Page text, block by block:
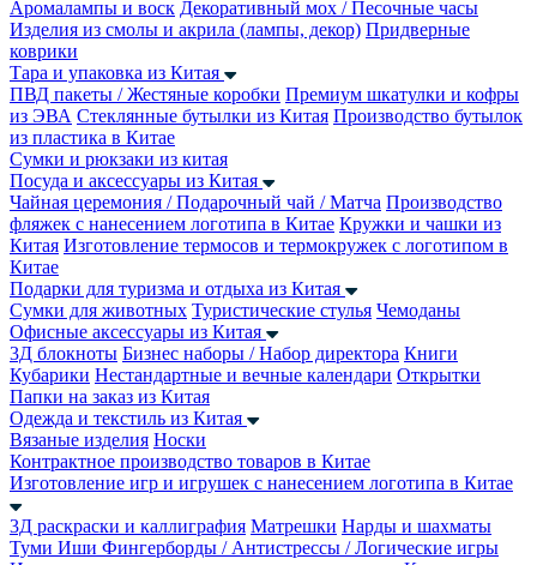
Аромалампы и воск Декоративный мох / Песочные часы
Изделия из смолы и акрила (лампы, декор) Придверные
коврики
Тара и упаковка из Китая
ПВД пакеты / Жестяные коробки Премиум шкатулки и кофры
из ЭВА Стеклянные бутылки из Китая Производство бутылок
из пластика в Китае
Сумки и рюкзаки из китая
Посуда и аксессуары из Китая
Чайная церемония / Подарочный чай / Матча Производство
фляжек с нанесением логотипа в Китае Кружки и чашки из
Китая Изготовление термосов и термокружек с логотипом в
Китае
Подарки для туризма и отдыха из Китая
Сумки для животных Туристические стулья Чемоданы
Офисные аксессуары из Китая
3Д блокноты Бизнес наборы / Набор директора Книги
Кубарики Нестандартные и вечные календари Открытки
Папки на заказ из Китая
Одежда и текстиль из Китая
Вязаные изделия Носки
Контрактное производство товаров в Китае
Изготовление игр и игрушек с нанесением логотипа в Китае
3Д раскраски и каллиграфия Матрешки Нарды и шахматы
Туми Иши Фингерборды / Антистрессы / Логические игры